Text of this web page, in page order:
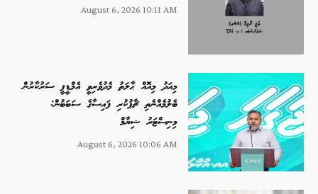
August 6, 2026 10:11 AM
މިއަދު މިއޮއް ޙާލަތު މެދުވެރިވީ އެމްޑީޕީ ސަރުކާރުން
ބެލުމެއްނެތި ޗާޕުކުރި ފައިސާގެ ސަބަބުން:
މިނިސްޓަރު ޝިޔާމް
August 6, 2026 10:06 AM